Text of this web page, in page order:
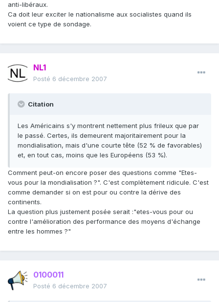
anti-libéraux.
Ca doit leur exciter le nationalisme aux socialistes quand ils
voient ce type de sondage.
NL1
Posté 6 décembre 2007
Citation
Les Américains s'y montrent nettement plus frileux que par
le passé. Certes, ils demeurent majoritairement pour la
mondialisation, mais d'une courte tête (52 % de favorables)
et, en tout cas, moins que les Européens (53 %).
Comment peut-on encore poser des questions comme "Etes-
vous pour la mondialisation ?". C'est complètement ridicule. C'est
comme demander si on est pour ou contre la dérive des
continents.
La question plus justement posée serait :"etes-vous pour ou
contre l'amélioration des performance des moyens d'échange
entre les hommes ?"
0100011
Posté 6 décembre 2007